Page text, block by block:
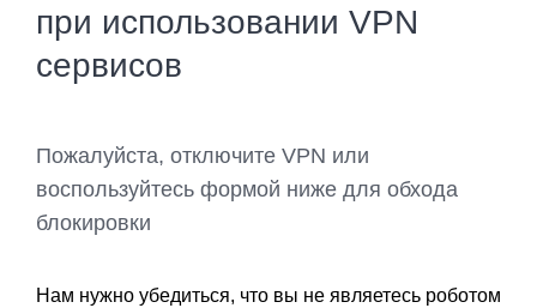
при использовании VPN
сервисов
Пожалуйста, отключите VPN или
воспользуйтесь формой ниже для обхода
блокировки
Нам нужно убедиться, что вы не являетесь роботом